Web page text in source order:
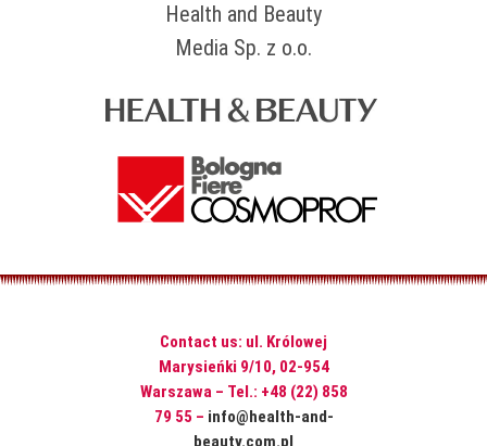
Health and Beauty
Media Sp. z o.o.
Contact us: ul. Królowej
Marysieńki 9/10, 02-954
Warszawa – Tel.: +48 (22) 858
79 55 – info@health-and-
beauty.com.pl